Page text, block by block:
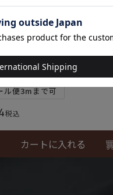
ァインスケア＜13Y＞
ル便3mまで可
税込
カートに入れる